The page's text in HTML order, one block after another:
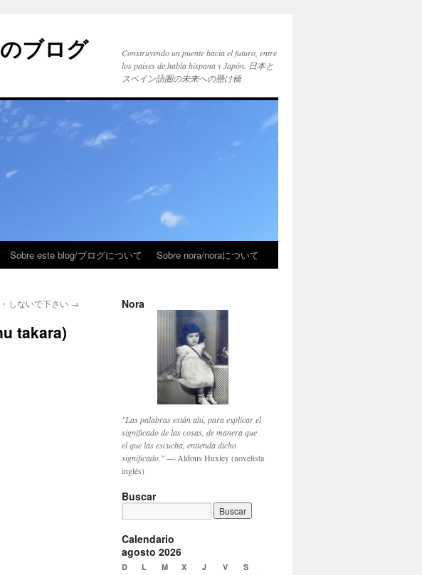
ブログ
Construyendo un puente hacia el futuro, entre
los países de habla hispana y Japón. 日本と
スペイン語圏の未来への懸け橋
Sobre este blog/ブログについて Sobre nora/noraについて
しないで下さい →
takara)
Nora
"Las palabras están ahí, para explicar el
significado de las cosas, de manera que
el que las escucha, entienda dicho
significado."— Aldous Huxley (novelista
inglés)
Buscar
Calendario
agosto 2026
D L M X J V S